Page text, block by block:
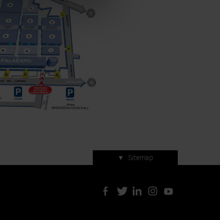
▼ Sitemap
Servizi di manifestazione